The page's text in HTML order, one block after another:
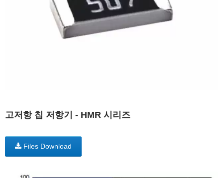
고저항 칩 저항기 - HMR 시리즈
Files Download